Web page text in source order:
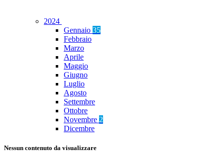
2024
Gennaio 35
Febbraio
Marzo
Aprile
Maggio
Giugno
Luglio
Agosto
Settembre
Ottobre
Novembre 2
Dicembre
Nessun contenuto da visualizzare